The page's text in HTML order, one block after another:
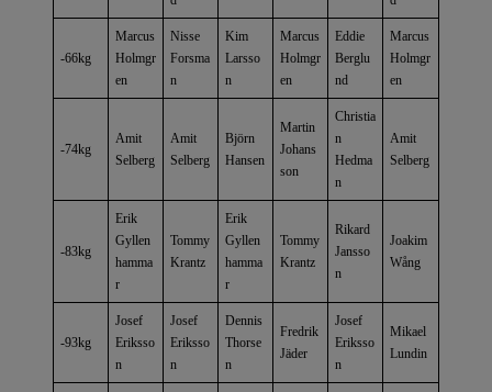
-66kg
Marcus
Holmgr
en
Nisse
Forsma
n
Kim
Larsso
n
Marcus
Holmgr
en
Eddie
Berglu
nd
Marcus
Holmgr
en
-74kg
Amit
Selberg
Amit
Selberg
Björn
Hansen
Martin
Johans
son
Christia
n
Hedma
n
Amit
Selberg
-83kg
Erik
Gyllen
hamma
r
Tommy
Krantz
Erik
Gyllen
hamma
r
Tommy
Krantz
Rikard
Jansso
n
Joakim
Wång
-93kg
Josef
Eriksso
n
Josef
Eriksso
n
Dennis
Thorse
n
Fredrik
Jäder
Josef
Eriksso
n
Mikael
Lundin